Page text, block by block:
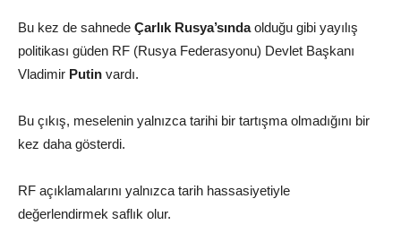
Bu kez de sahnede Çarlık Rusya’sındaolduğu gibi yayılış
politikası güden RF (Rusya Federasyonu) Devlet Başkanı
Vladimir Putin vardı.
Bu çıkış, meselenin yalnızca tarihi bir tartışma olmadığını bir
kez daha gösterdi.
RF açıklamalarını yalnızca tarih hassasiyetiyle
değerlendirmek saflık olur.